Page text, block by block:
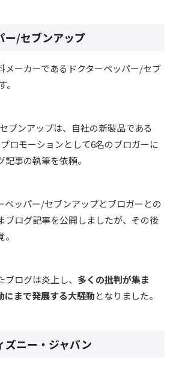
ー/セブンアップ
メーカーであるドクターペッパー/セブ
ブンアップは、自社の新製品である
プロモーションとして6名のブロガーに
事の執筆を依頼。
ペッパー/セブンアップとブロガーとの
ブログ記事を公開しましたが、その後
ログは炎上し、 多くの批判が集ま
にまで発展する大騒動となりました。
ズニー・ジャパン